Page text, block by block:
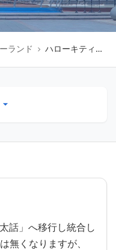
ランド ハローキティ・ファッション・アベニュー
キ・ドリーム
話」へ移行し統合し
無くなりますが、